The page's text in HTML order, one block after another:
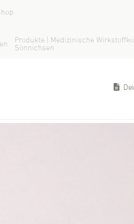
Produkte | Medizinische
Sönnichsen